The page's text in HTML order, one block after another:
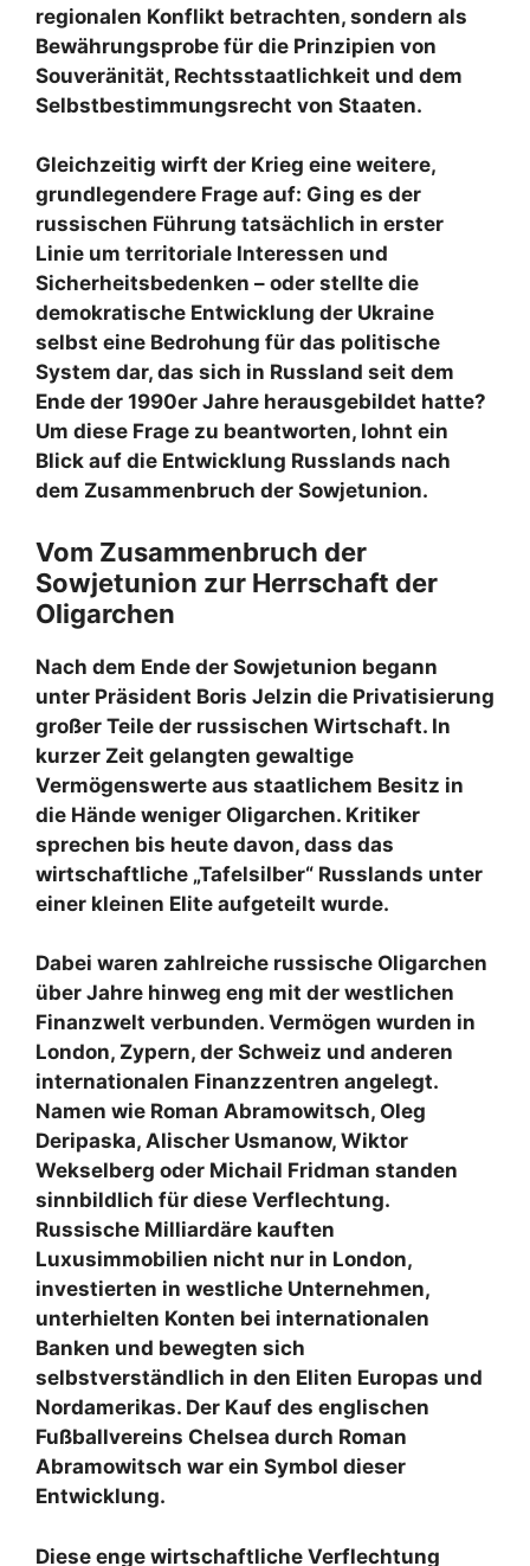
regionalen Konflikt betrachten, sondern als
Bewährungsprobe für die Prinzipien von
Souveränität, Rechtsstaatlichkeit und dem
Selbstbestimmungsrecht von Staaten.
Gleichzeitig wirft der Krieg eine weitere,
grundlegendere Frage auf: Ging es der
russischen Führung tatsächlich in erster
Linie um territoriale Interessen und
Sicherheitsbedenken – oder stellte die
demokratische Entwicklung der Ukraine
selbst eine Bedrohung für das politische
System dar, das sich in Russland seit dem
Ende der 1990er Jahre herausgebildet hatte?
Um diese Frage zu beantworten, lohnt ein
Blick auf die Entwicklung Russlands nach
dem Zusammenbruch der Sowjetunion.
Vom Zusammenbruch der
Sowjetunion zur Herrschaft der
Oligarchen
Nach dem Ende der Sowjetunion begann
unter Präsident Boris Jelzin die Privatisierung
großer Teile der russischen Wirtschaft. In
kurzer Zeit gelangten gewaltige
Vermögenswerte aus staatlichem Besitz in
die Hände weniger Oligarchen. Kritiker
sprechen bis heute davon, dass das
wirtschaftliche „Tafelsilber“ Russlands unter
einer kleinen Elite aufgeteilt wurde.
Dabei waren zahlreiche russische Oligarchen
über Jahre hinweg eng mit der westlichen
Finanzwelt verbunden. Vermögen wurden in
London, Zypern, der Schweiz und anderen
internationalen Finanzzentren angelegt.
Namen wie Roman Abramowitsch, Oleg
Deripaska, Alischer Usmanow, Wiktor
Wekselberg oder Michail Fridman standen
sinnbildlich für diese Verflechtung.
Russische Milliardäre kauften
Luxusimmobilien nicht nur in London,
investierten in westliche Unternehmen,
unterhielten Konten bei internationalen
Banken und bewegten sich
selbstverständlich in den Eliten Europas und
Nordamerikas. Der Kauf des englischen
Fußballvereins Chelsea durch Roman
Abramowitsch war ein Symbol dieser
Entwicklung.
Diese enge wirtschaftliche Verflechtung